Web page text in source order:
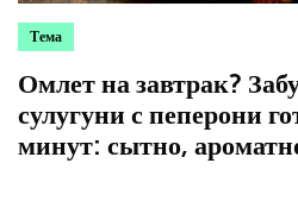
Тема
Омлет на завтрак?
сулугуни с пеперони
минут: сытно,